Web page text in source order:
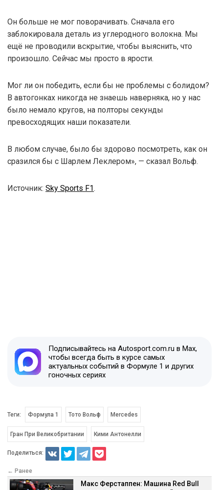
Он больше не мог поворачивать. Сначала его
заблокировала деталь из углеродного волокна. Мы
ещё не проводили вскрытие, чтобы выяснить, что
произошло. Сейчас мы просто в ярости.
Мог ли он победить, если бы не проблемы с болидом?
В автогонках никогда не знаешь наверняка, но у нас
было немало кругов, на полторы секунды
превосходящих наши показатели.
В любом случае, было бы здорово посмотреть, как он
сразился бы с Шарлем Леклером», — сказал Вольф.
Источник: Sky Sports F1.
Подписывайтесь на Autosport.com.ru в Max,
чтобы всегда быть в курсе самых
актуальных событий в Формуле 1 и других
гоночных сериях
Теги: Формула 1 Тото Вольф Mercedes
Гран При Великобритании Кими Антонелли
Поделиться:
← Ранее
Макс Ферстаппен: Машина Red Bull